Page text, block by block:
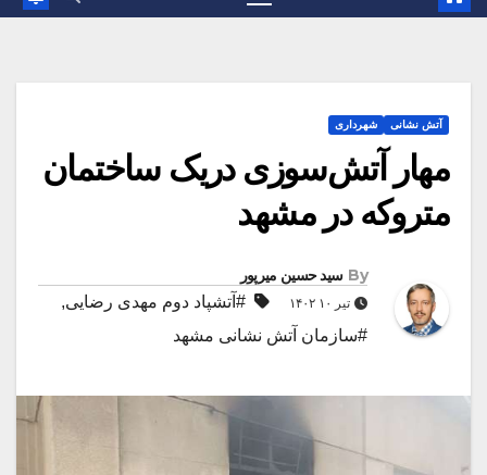
آتش نشانی شهرداری
مهار آتش‌سوزی دریک ساختمان
متروکه در مشهد
By سید حسین میرپور
تیر ۱۰ ۱۴۰۲ #آتشپاد دوم مهدی رضایی,
#سازمان آتش نشانی مشهد